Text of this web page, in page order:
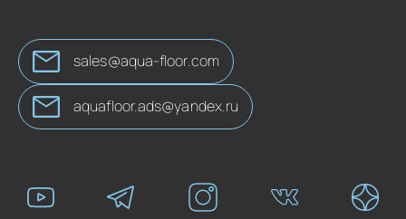
sales@aqua-floor.com
aquafloor.ads@yandex.ru